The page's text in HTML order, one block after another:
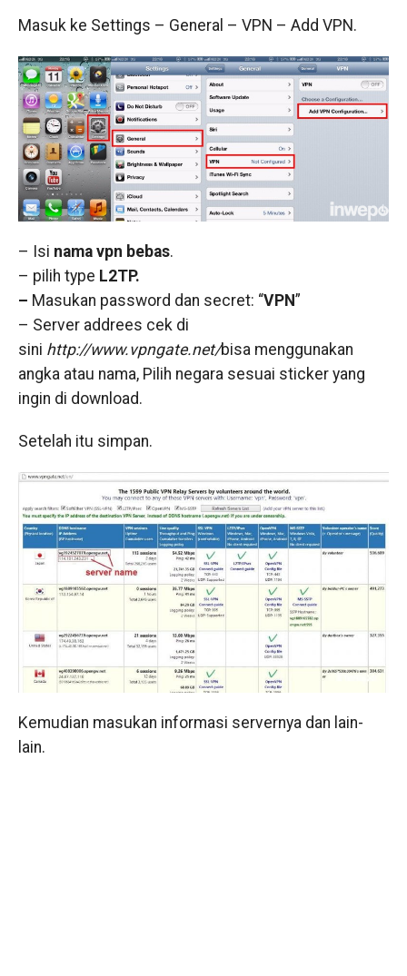
Masuk ke Settings – General – VPN – Add VPN.
– Isi nama vpn bebas.
– pilih type L2TP.
– Masukan password dan secret: “VPN”
– Server addrees cek di
sini http://www.vpngate.net/bisa menggunakan
angka atau nama, Pilih negara sesuai sticker yang
ingin di download.
Setelah itu simpan.
Kemudian masukan informasi servernya dan lain-
lain.